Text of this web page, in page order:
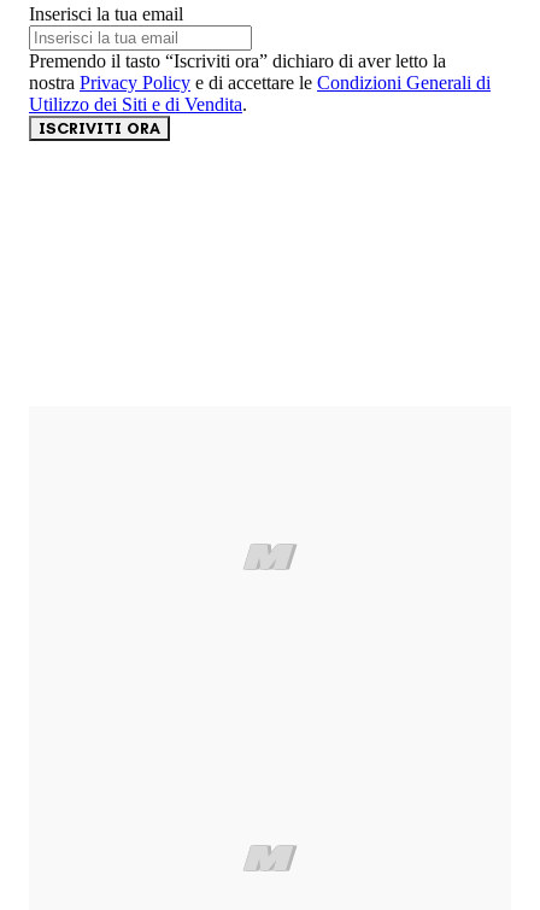
Inserisci la tua email
Premendo il tasto “Iscriviti ora” dichiaro di aver letto la
nostra Privacy Policy e di accettare le Condizioni Generali di
Utilizzo dei Siti e di Vendita.
ISCRIVITI ORA